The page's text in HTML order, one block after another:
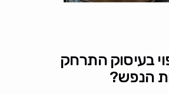
בעיסוק התרחק
הנפש?